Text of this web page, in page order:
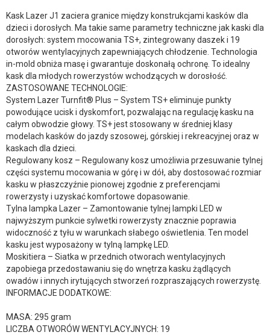
Kask Lazer J1 zaciera granice między konstrukcjami kasków dla
dzieci i dorosłych. Ma takie same parametry techniczne jak kaski dla
dorosłych: system mocowania TS+, zintegrowany daszek i 19
otworów wentylacyjnych zapewniających chłodzenie. Technologia
in-mold obniża masę i gwarantuje doskonałą ochronę. To idealny
kask dla młodych rowerzystów wchodzących w dorosłość.
ZASTOSOWANE TECHNOLOGIE:
System Lazer Turnfit® Plus – System TS+ eliminuje punkty
powodujące ucisk i dyskomfort, pozwalając na regulację kasku na
całym obwodzie głowy. TS+ jest stosowany w średniej klasy
modelach kasków do jazdy szosowej, górskiej i rekreacyjnej oraz w
kaskach dla dzieci.
Regulowany kosz – Regulowany kosz umożliwia przesuwanie tylnej
części systemu mocowania w górę i w dół, aby dostosować rozmiar
kasku w płaszczyźnie pionowej zgodnie z preferencjami
rowerzysty i uzyskać komfortowe dopasowanie.
Tylna lampka Lazer – Zamontowanie tylnej lampki LED w
najwyższym punkcie sylwetki rowerzysty znacznie poprawia
widoczność z tyłu w warunkach słabego oświetlenia. Ten model
kasku jest wyposażony w tylną lampkę LED.
Moskitiera – Siatka w przednich otworach wentylacyjnych
zapobiega przedostawaniu się do wnętrza kasku żądlących
owadów i innych irytujących stworzeń rozpraszających rowerzystę.
INFORMACJE DODATKOWE:
MASA: 295 gram
LICZBA OTWORÓW WENTYLACYJNYCH: 19